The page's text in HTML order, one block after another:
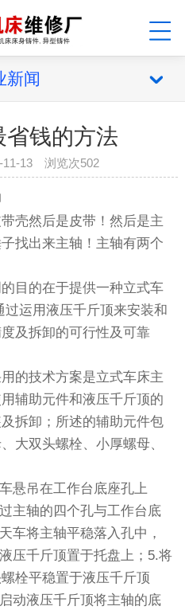
新闻
省钱的方法
11-13 浏览次502
壳然后是皮带！然后是主
找出来主轴！主轴有两个
目的在于提供一种立式车
运用液压千斤顶来安装和
及拆卸的可行性及可靠
的技术方案是立式车床主
辅助元件和液压千斤顶的
拆卸；所述的辅助元件包
大双头螺栓、小厚螺母、
悬吊在工作台底座孔上
主轴的四个孔与工作台底
车将主轴平稳落入孔中，
压千斤顶置于托盘上；5.将
栓平稳置于液压千斤顶
动液压千斤顶将主轴的底